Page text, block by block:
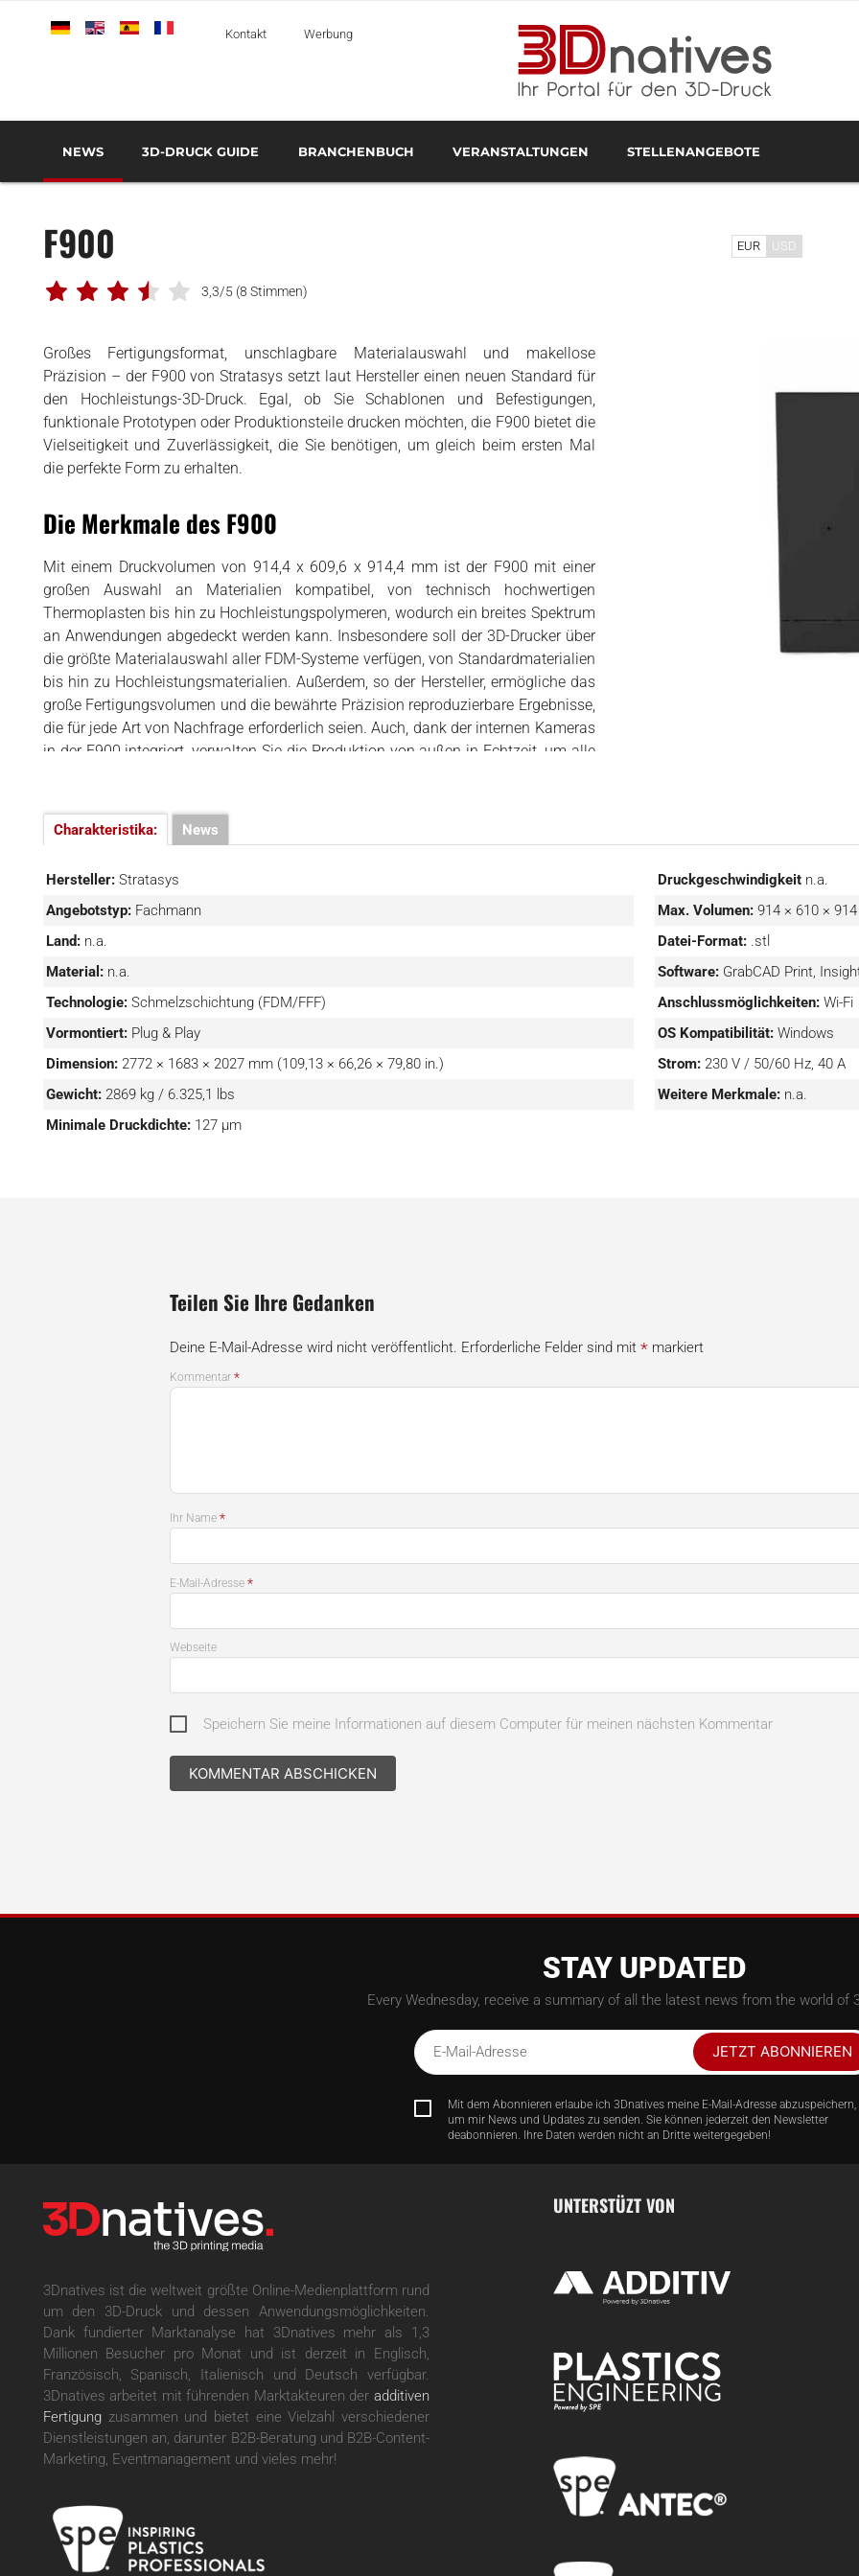
DeutschEnglishEspañolFrançaisItalianoKontakt Werbung
NEWS
LUFT- UND RAUMFAHRT UND
MEDIZIN UND ZAHNMEDIZIN
3D MATERIALIEN
3D-SCANNER
3D-SOFTWARE
BUSINESS
INTERVIEWS
VIDEOS
3D-DRUCK GUIDE BRANCHENBUCH VERANSTALTUNGEN STELLENANGEBOTE
F900
3,3/5 (8 Stimmen)
Großes Fertigungsformat, unschlagbare Materialauswahl und makellose
Präzision – der F900 von Stratasys setzt laut Hersteller einen neuen Standard für
den Hochleistungs-3D-Druck. Egal, ob Sie Schablonen und Befestigungen,
funktionale Prototypen oder Produktionsteile drucken möchten, die F900 bietet die
Vielseitigkeit und Zuverlässigkeit, die Sie benötigen, um gleich beim ersten Mal
die perfekte Form zu erhalten.
Die Merkmale des F900
Mit einem Druckvolumen von 914,4 x 609,6 x 914,4 mm ist der F900 mit einer
großen Auswahl an Materialien kompatibel, von technisch hochwertigen
Thermoplasten bis hin zu Hochleistungspolymeren, wodurch ein breites Spektrum
an Anwendungen abgedeckt werden kann. Insbesondere soll der 3D-Drucker über
die größte Materialauswahl aller FDM-Systeme verfügen, von Standardmaterialien
bis hin zu Hochleistungsmaterialien. Außerdem, so der Hersteller, ermögliche das
große Fertigungsvolumen und die bewährte Präzision reproduzierbare Ergebnisse,
die für jede Art von Nachfrage erforderlich seien. Auch, dank der internen Kameras
in der F900 integriert, verwalten Sie die Produktion von außen in Echtzeit, um alle
Mit der maßgeschneiderten und angepassten Software
möglich, direkt aus CAD-Formaten mithilfe von intelligenten
Standardeinstellungen zu drucken. Darüber hinaus ermöglicht GrabCAD Print den
schließlich die Insight™-Software, um die Leistung des Teils und den
Materialverbrauch genau anzupassen und so einen höheren Ertrag zu erzielen.
EUR USD
Charakteristika: News
Hersteller: Stratasys
Angebotstyp: Fachmann
Land: n.a.
Material: n.a.
Technologie: Schmelzschichtung (FDM/FFF)
Vormontiert: Plug & Play
Dimension: 2772 × 1683 × 2027 mm (109,13 × 66,26 × 79,80 in.)
Gewicht: 2869 kg / 6.325,1 lbs
Minimale Druckdichte: 127 µm
Druckgeschwindigkeit n.a.
Max. Volumen:914 × 610 ×
Datei-Format: .stl
Software: GrabCAD Print,
Anschlussmöglichkeiten:Wi-Fi
OS Kompatibilität:Windows
Strom:230 V / 50/60 Hz, 40 A
Weitere Merkmale: n.a.
Teilen Sie Ihre Gedanken
Deine E-Mail-Adresse wird nicht veröffentlicht. Erforderliche Felder sind mit* markiert
Kommentar*
Ihr Name*
E-Mail-Adresse*
Webseite
Speichern Sie meine Informationen auf diesem Computer für meinen nächsten Kommentar
STAY UPDATED
Every Wednesday, receive a summary of all the latest news from the world of
E-Mail-Adresse
Mit dem Abonnieren erlaube ich 3Dnatives meine E-Mail-Adresse abzuspeichern,
um mir News und Updates zu senden. Sie können jederzeit den Newsletter
deabonnieren. Ihre Daten werden nicht an Dritte weitergegeben!
JETZT ABONNIEREN
3Dnatives ist die weltweit größte Online-Medienplattform rund
um den 3D-Druck und dessen Anwendungsmöglichkeiten.
Dank fundierter Marktanalyse hat 3Dnatives mehr als 1,3
Millionen Besucher pro Monat und ist derzeit in Englisch,
Französisch, Spanisch, Italienisch und Deutsch verfügbar.
3Dnatives arbeitet mit führenden Marktakteuren der additiven
Fertigungzusammen und bietet eine Vielzahl verschiedener
Dienstleistungen an, darunter B2B-Beratung und B2B-Content-
Marketing, Eventmanagement und vieles mehr!
UNTERSTÜZT VON